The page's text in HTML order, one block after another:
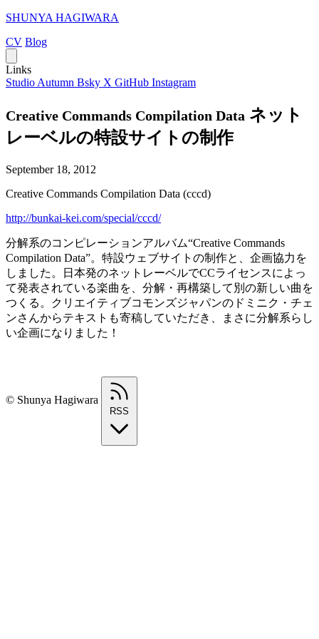
SHUNYA HAGIWARA
CV Blog
Links
Studio Autumn Bsky X GitHub Instagram
Creative Commands Compilation Data ネット
レーベルの特設サイトの制作
September 18, 2012
Creative Commands Compilation Data (cccd)
http://bunkai-kei.com/special/cccd/
分解系のコンピレーションアルバム“Creative Commands
Compilation Data”。特設ウェブサイトの制作と、企画協力を
しました。日本発のネットレーベルでCCライセンスによっ
て発表されている楽曲を、分解・再構築して別の新しい曲を
つくる。クリエイティブコモンズジャパンのドミニク・チェ
ンさんからテキストも寄稿していただき、まさに分解系らし
い企画になりました！
© Shunya Hagiwara